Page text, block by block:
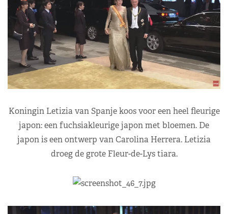
Koningin Letizia van Spanje koos voor een heel fleurige
japon: een fuchsiakleurige japon met bloemen. De
japon is een ontwerp van Carolina Herrera. Letizia
droeg de grote Fleur-de-Lys tiara.